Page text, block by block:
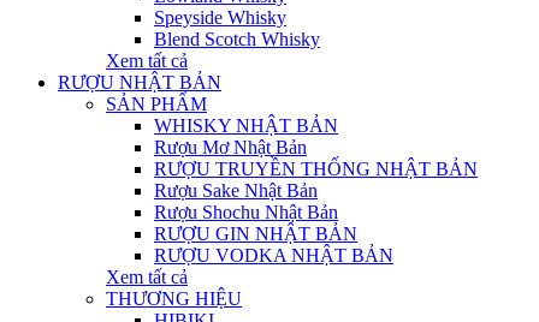
Speyside Whisky
Blend Scotch Whisky
Xem tất cả
RƯỢU NHẬT BẢN
SẢN PHẨM
WHISKY NHẬT BẢN
Rượu Mơ Nhật Bản
RƯỢU TRUYỀN THỐNG NHẬT BẢN
Rượu Sake Nhật Bản
Rượu Shochu Nhật Bản
RƯỢU GIN NHẬT BẢN
RƯỢU VODKA NHẬT BẢN
Xem tất cả
THƯƠNG HIỆU